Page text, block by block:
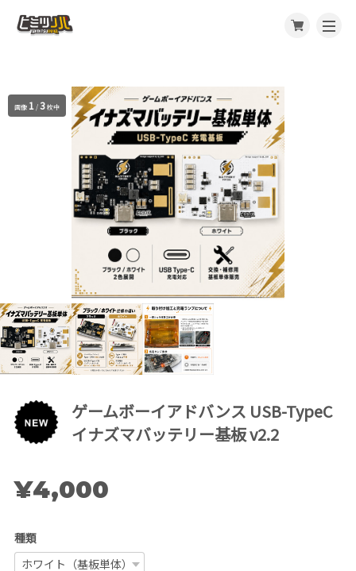
画像 1 /3枚中
ゲームボーイアドバンス USB-TypeC
イナズマバッテリー基板 v2.2
¥4,000
種類